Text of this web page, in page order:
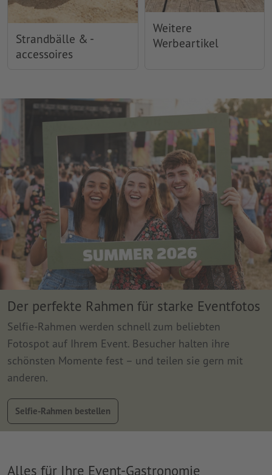
Der perfekte Rahmen für starke Eventfotos
Selfie-Rahmen werden schnell zum beliebten
Fotospot auf Ihrem Event. Besucher halten ihre
schönsten Momente fest – und teilen sie gern mit
anderen.
Selfie-Rahmen bestellen
Strandbälle & -
accessoires
Weitere
Werbeartikel
Alles für Ihre Event-Gastronomie